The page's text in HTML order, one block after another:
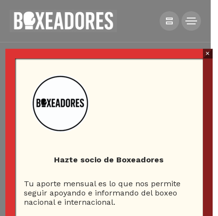
Hazte socio de Boxeadores
Tu aporte mensual es lo que nos permite
seguir apoyando e informando del boxeo
nacional e internacional.
×